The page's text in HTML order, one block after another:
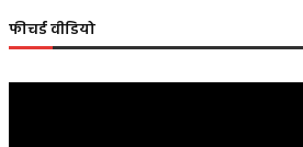
फीचर्ड वीडियो